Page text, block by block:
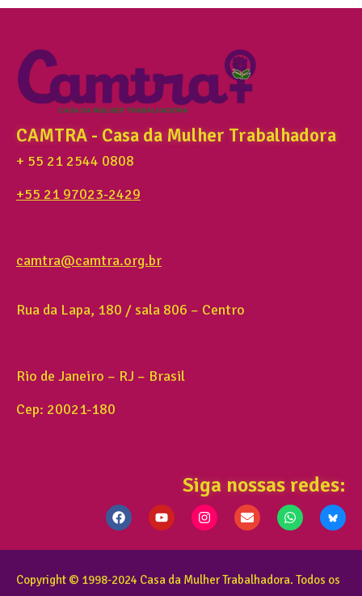
CAMTRA - Casa da Mulher Trabalhadora
+ 55 21 2544 0808
+55 21 97023-2429
camtra@camtra.org.br
Rua da Lapa, 180 / sala 806 – Centro
Rio de Janeiro – RJ – Brasil
Cep: 20021-180
Siga nossas redes:
Copyright © 1998-2024 Casa da Mulher Trabalhadora. Todos os